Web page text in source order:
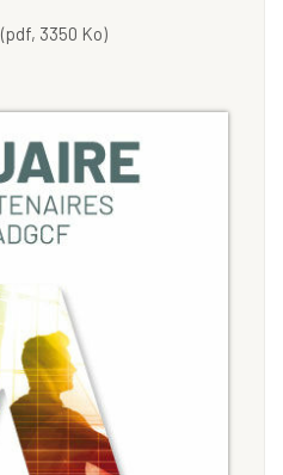
(pdf, 3350 Ko)